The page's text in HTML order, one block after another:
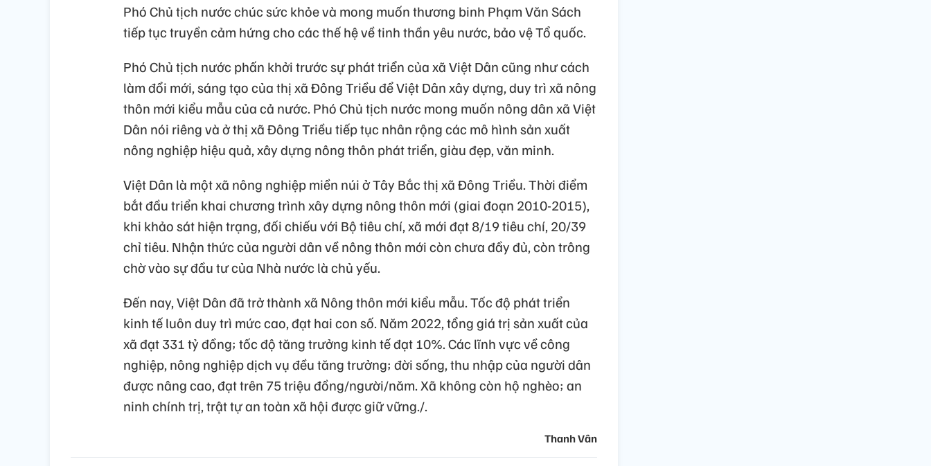
Phó Chủ tịch nước chúc sức khỏe và mong muốn thương binh Phạm Văn Sách
tiếp tục truyền cảm hứng cho các thế hệ về tinh thần yêu nước, bảo vệ Tổ quốc.
Phó Chủ tịch nước phấn khởi trước sự phát triển của xã Việt Dân cũng như cách
làm đổi mới, sáng tạo của thị xã Đông Triều để Việt Dân xây dựng, duy trì xã nông
thôn mới kiểu mẫu của cả nước. Phó Chủ tịch nước mong muốn nông dân xã Việt
Dân nói riêng và ở thị xã Đông Triều tiếp tục nhân rộng các mô hình sản xuất
nông nghiệp hiệu quả, xây dựng nông thôn phát triển, giàu đẹp, văn minh.
Việt Dân là một xã nông nghiệp miền núi ở Tây Bắc thị xã Đông Triều. Thời điểm
bắt đầu triển khai chương trình xây dựng nông thôn mới (giai đoạn 2010-2015),
khi khảo sát hiện trạng, đối chiếu với Bộ tiêu chí, xã mới đạt 8/19 tiêu chí, 20/39
chỉ tiêu. Nhận thức của người dân về nông thôn mới còn chưa đầy đủ, còn trông
chờ vào sự đầu tư của Nhà nước là chủ yếu.
Đến nay, Việt Dân đã trở thành xã Nông thôn mới kiểu mẫu. Tốc độ phát triển
kinh tế luôn duy trì mức cao, đạt hai con số. Năm 2022, tổng giá trị sản xuất của
xã đạt 331 tỷ đồng; tốc độ tăng trưởng kinh tế đạt 10%. Các lĩnh vực về công
nghiệp, nông nghiệp dịch vụ đều tăng trưởng; đời sống, thu nhập của người dân
được nâng cao, đạt trên 75 triệu đồng/người/năm. Xã không còn hộ nghèo; an
ninh chính trị, trật tự an toàn xã hội được giữ vững./.
Thanh Vân